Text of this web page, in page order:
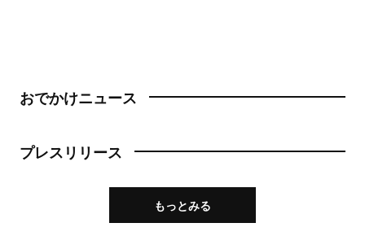
おでかけニュース
プレスリリース
もっとみる